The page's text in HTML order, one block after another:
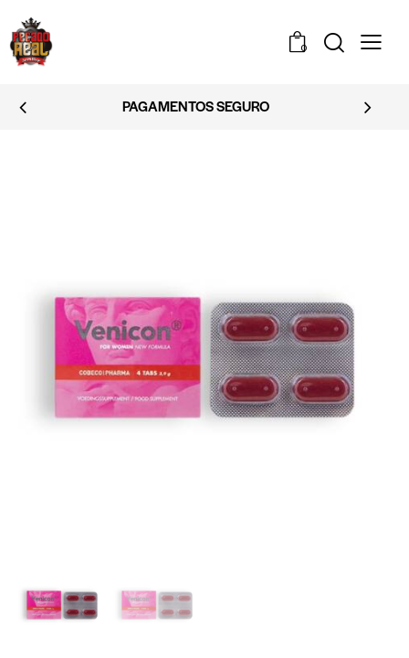
0
PAGAMENTOS SEGURO